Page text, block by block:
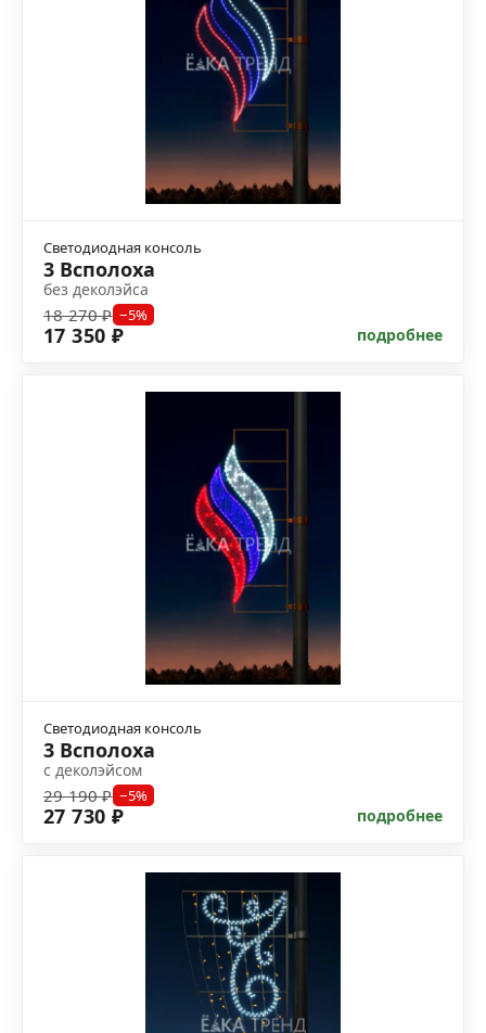
Светодиодная консоль
3 Всполоха
без деколэйса
18 270 ₽ −5%
17 350 ₽ подробнее
Светодиодная консоль
3 Всполоха
с деколэйсом
29 190 ₽ −5%
27 730 ₽ подробнее